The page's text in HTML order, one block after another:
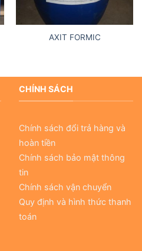
AXIT FORMIC
CHÍNH SÁCH
Chính sách đổi trả hàng và
hoàn tiền
Chính sách bảo mật thông
tin
Chính sách vận chuyển
Quy định và hình thức thanh
toán